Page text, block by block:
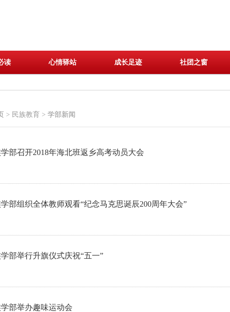
读 心情驿站 成长足迹 社团之窗
> 民族教育 > 学部新闻
部召开2018年海北班返乡高考动员大会
部组织全体教师观看“纪念马克思诞辰200周年大会”
部举行升旗仪式庆祝“五一”
部举办趣味运动会